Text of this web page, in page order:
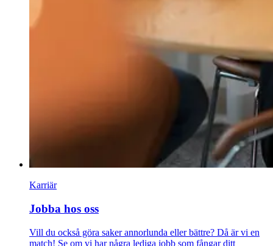
Karriär
Jobba hos oss
Vill du också göra saker annorlunda eller bättre? Då är vi en
match! Se om vi har några lediga jobb som fångar ditt